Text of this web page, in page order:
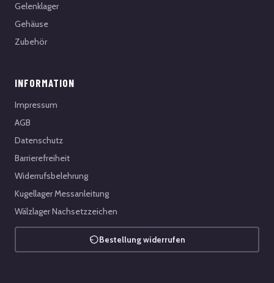
Gelenklager
Gehäuse
Zubehör
INFORMATION
Impressum
AGB
Datenschutz
Barrierefreiheit
Widerrufsbelehrung
Kugellager Messanleitung
Wälzlager Nachsetzzeichen
Bestellung widerrufen